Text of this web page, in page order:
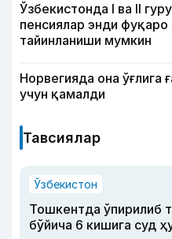
Ўзбекистонда I ва II
пенсиялар энди
тайинланиши мумкин
Норвегияда она ўғлига
учун қамалди
Тавсиялар
Ўзбекистон
Тошкентда ўпирилиб
бўйича 6 кишига суд